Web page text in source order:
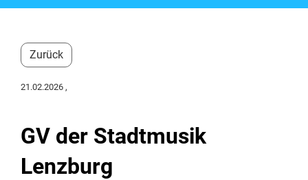
Zurück
21.02.2026 ,
GV der Stadtmusik
Lenzburg